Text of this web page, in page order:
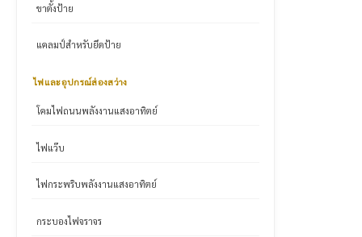
ขาตั้งป้าย
แคลมป์สำหรับยึดป้าย
ไฟและอุปกรณ์ส่องสว่าง
โคมไฟถนนพลังงานแสงอาทิตย์
ไฟแว๊บ
ไฟกระพริบพลังงานแสงอาทิตย์
กระบองไฟจราจร